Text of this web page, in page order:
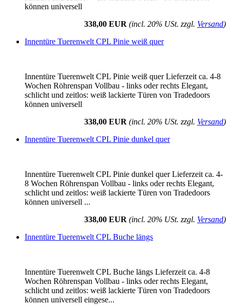
können universell
338,00 EUR (incl. 20% USt. zzgl. Versand)
Innentüre Tuerenwelt CPL Pinie weiß quer
Innentüre Tuerenwelt CPL Pinie weiß quer Lieferzeit ca. 4-8
Wochen Röhrenspan Vollbau - links oder rechts Elegant,
schlicht und zeitlos: weiß lackierte Türen von Tradedoors
können universell
338,00 EUR (incl. 20% USt. zzgl. Versand)
Innentüre Tuerenwelt CPL Pinie dunkel quer
Innentüre Tuerenwelt CPL Pinie dunkel quer Lieferzeit ca. 4-
8 Wochen Röhrenspan Vollbau - links oder rechts Elegant,
schlicht und zeitlos: weiß lackierte Türen von Tradedoors
können universell ...
338,00 EUR (incl. 20% USt. zzgl. Versand)
Innentüre Tuerenwelt CPL Buche längs
Innentüre Tuerenwelt CPL Buche längs Lieferzeit ca. 4-8
Wochen Röhrenspan Vollbau - links oder rechts Elegant,
schlicht und zeitlos: weiß lackierte Türen von Tradedoors
können universell eingese...